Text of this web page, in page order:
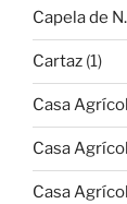
Capela de
Cartaz (1)
Casa
Casa
Casa